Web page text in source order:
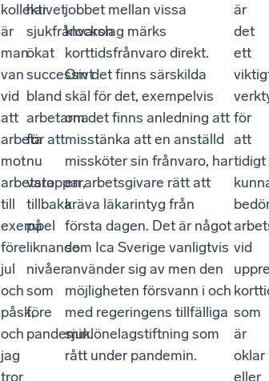
kollektivet
är
man
van
vid
att
arbeta
mot
arbetstoppar,
till
exempel
före
jul
och
påsk,
och
jag
tror
har
sjukfrånvaron
ökat
successivt
bland
arbetarna
för att
nu
vara
tillbaka
på
liknande
nivåer
som
före
pandemin.
jobbet mellan vissa
klockslag märks
korttidsfrånvaro direkt.
Om det finns särskilda
skäl för det, exempelvis
om det finns anledning att
misstänka att en anställd
missköter sin frånvaro, har
en arbetsgivare rätt att
kräva läkarintyg från
första dagen. Det är något
som Ica Sverige vanligtvis
använder sig av men den
möjligheten försvann i och
med regeringens tillfälliga
sjuklönelagstiftning som
rått under pandemin.
är
det
ett
för
att
tidigt
vid
som
är
oklar
eller